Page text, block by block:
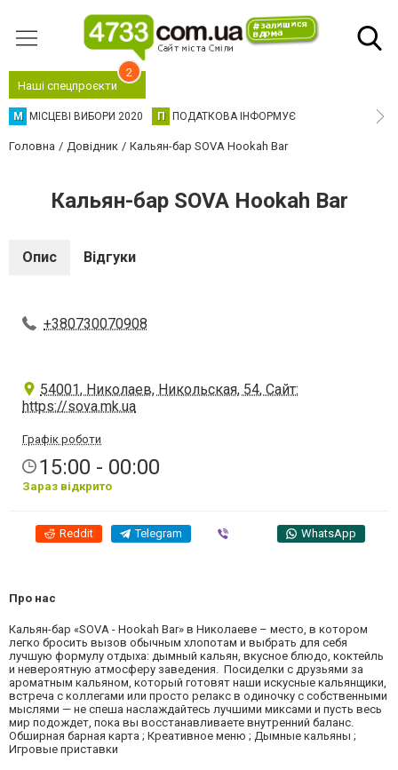
Наші спецпроєкти
2
М МІСЦЕВІ ВИБОРИ 2020 П ПОДАТКОВА ІНФОРМУЄ
Головна Довідник Кальян-бар SOVA Hookah Bar
Кальян-бар SOVA Hookah Bar
Опис Відгуки
+380730070908
54001, Николаев, Никольская, 54, Сайт:
https://sova.mk.ua
Графік роботи
15:00 - 00:00
Зараз відкрито
Reddit Telegram WhatsApp
Про нас
Кальян-бар «SOVA - Hookah Bar» в Николаеве – место, в котором
легко бросить вызов обычным хлопотам и выбрать для себя
лучшую формулу отдыха: дымный кальян, вкусное блюдо, коктейль
и невероятную атмосферу заведения. Посиделки с друзьями за
ароматным кальяном, который готовят наши искусные кальянщики,
встреча с коллегами или просто релакс в одиночку с собственными
мыслями — не спеша наслаждайтесь лучшими миксами и пусть весь
мир подождет, пока вы восстанавливаете внутренний баланс.
Обширная барная карта ; Креативное меню ; Дымные кальяны ;
Игровые приставки